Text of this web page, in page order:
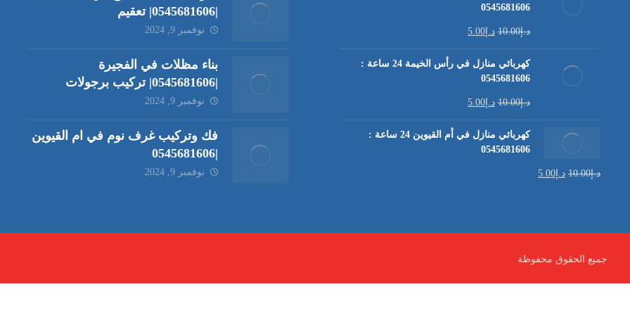
0545681606
د.إ10.00 د.إ 5.00
كهربائي منازل في رأس الخيمة 24 ساعة :
0545681606
د.إ10.00 د.إ 5.00
كهربائي منازل في أم القيوين 24 ساعة :
0545681606
د.إ10.00 د.إ 5.00
|0545681606| تعقيم
نوفمبر 9, 2024
بناء مظلات في الفجيرة
|0545681606| تركيب برجولات
نوفمبر 9, 2024
فك وتركيب غرف نوم في ام القيوين
|0545681606
نوفمبر 9, 2024
جميع الحقوق محفوظة